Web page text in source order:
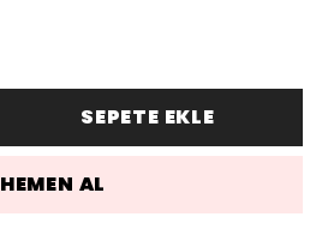
SEPETE EKLE
HEMEN AL